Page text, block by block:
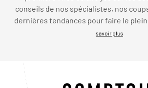
conseils de nos spécialistes, nos
dernières tendances pour faire le plein
savoir plus